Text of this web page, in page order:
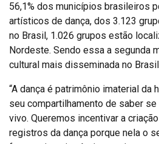
56,1% dos municípios brasileiros
artísticos de dança, dos 3.123
no Brasil, 1.026 grupos estão
Nordeste. Sendo essa a segunda
cultural mais disseminada no
“A dança é patrimônio imaterial da
seu compartilhamento de saber
vivo. Queremos incentivar a
registros da dança porque nela o